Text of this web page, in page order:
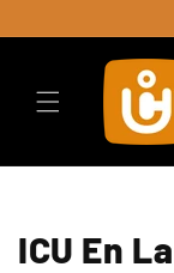
contenido
ICU En